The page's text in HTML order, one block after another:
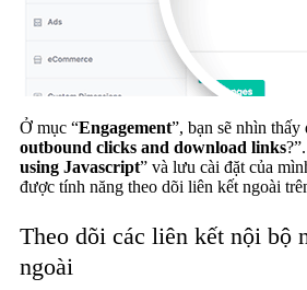
Ở mục “Engagement”, bạn sẽ nhìn thấy
outbound clicks and download links
using Javascript” và lưu cài đặt của
được tính năng theo dõi liên kết ngoài
Theo dõi các liên kết nội bộ
ngoài